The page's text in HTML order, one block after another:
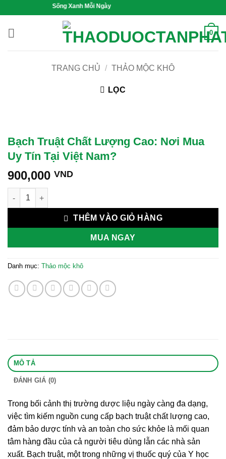
nội
Khỏe, Sống Xanh Mỗi Ngày
0
TRANG CHỦ / THẢO MỘC KHÔ
LỌC
Bạch Truật Chất Lượng Cao: Nơi Mua
Uy Tín Tại Việt Nam?
900,000 VND
Bạch Truật Chất Lượng Cao: Nơi Mua Uy Tín Tại Việt Nam? số
THÊM VÀO GIỎ HÀNG
MUA NGAY
Danh mục: Thảo mộc khô
MÔ TẢ
ĐÁNH GIÁ (0)
Trong bối cảnh thị trường dược liệu ngày càng đa dạng,
việc tìm kiếm nguồn cung cấp bạch truật chất lượng cao,
đảm bảo dược tính và an toàn cho sức khỏe là mối quan
tâm hàng đầu của cả người tiêu dùng lẫn các nhà sản
xuất. Bạch truật, một trong những vị thuốc quý của Y học